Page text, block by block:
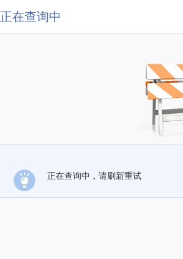
正在查询中
正在查询中，请刷新重试